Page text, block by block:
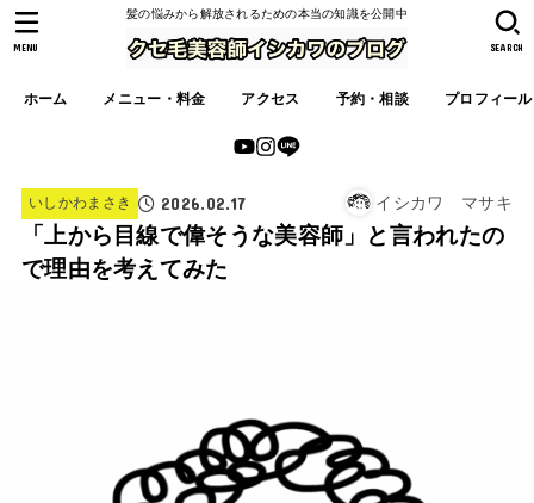
髪の悩みから解放されるための本当の知識を公開中
ホーム メニュー・料金 アクセス 予約・相談 プロフィール
SEARCH
MENU
いしかわまさき 2026.02.17 イシカワ マサキ
「上から目線で偉そうな美容師」と言われたの
で理由を考えてみた